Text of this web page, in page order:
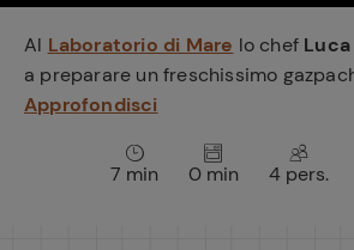
Al Laboratorio di Mare lo chef
a preparare un freschissimo
Approfondisci
7 min 0 min 4 pers.